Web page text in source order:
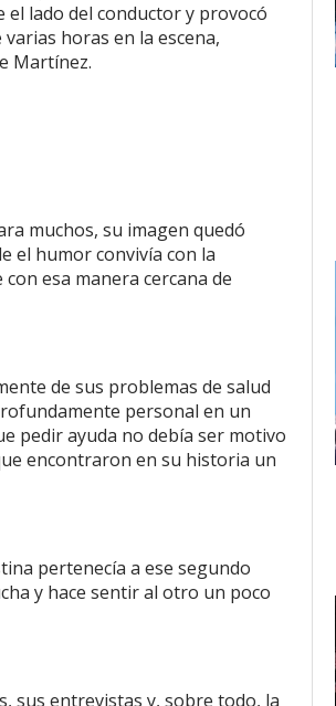
lado del conductor y provocó
horas en la escena,
Martínez.
muchos, su imagen quedó
el humor convivía con la
esa manera cercana de
de sus problemas de salud
personal en un
pedir ayuda no debía ser motivo
encontraron en su historia un
pertenecía a ese segundo
y hace sentir al otro un poco
sus entrevistas y, sobre todo, la